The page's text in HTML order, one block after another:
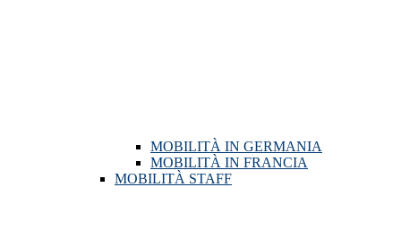
MOBILITÀ IN GERMANIA
MOBILITÀ IN FRANCIA
MOBILITÀ STAFF